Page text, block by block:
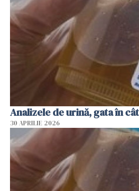
Analizele de urină, gata în
30 APRILIE 2026